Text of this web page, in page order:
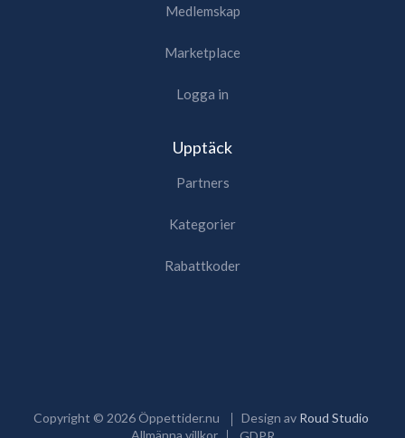
Medlemskap
Marketplace
Logga in
Upptäck
Partners
Kategorier
Rabattkoder
Copyright © 2026Öppettider.nu Design av Roud Studio